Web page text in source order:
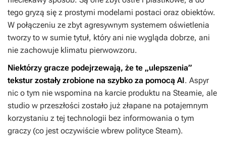
tego gryzą się z prostymi modelami postaci oraz obiektów.
W połączeniu ze zbyt agresywnym systemem oświetlenia
tworzy to w sumie tytuł, który ani nie wygląda dobrze, ani
nie zachowuje klimatu pierwowzoru.
Niektórzy gracze podejrzewają, że te „ulepszenia”
tekstur zostały zrobione na szybko za pomocą AI. Aspyr
nic o tym nie wspomina na karcie produktu na Steamie, ale
studio w przeszłości zostało już złapane na potajemnym
korzystaniu z tej technologii bez informowania o tym
graczy (co jest oczywiście wbrew polityce Steam).